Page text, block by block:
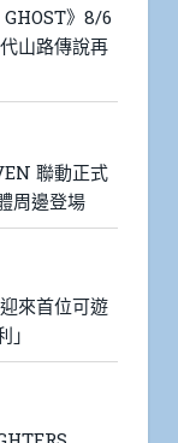
》8/6
山路傳說再
聯動正式
周邊登場
來首位可遊